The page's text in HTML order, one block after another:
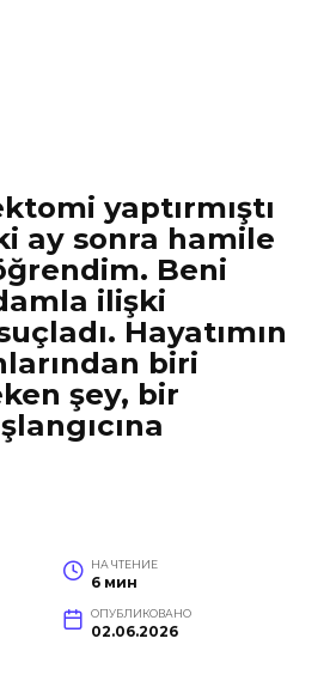
yaptırmıştı
ay sonra hamile
Beni
ilişki
Hayatımın
biri
şey, bir
НА ЧТЕНИЕ
6 мин
ОПУБЛИКОВАНО
02.06.2026